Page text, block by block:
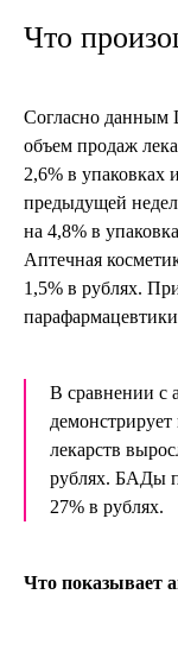
Что
Согласно данным
объем продаж
2,6% в упаковках
предыдущей
на 4,8% в
Аптечная
1,5% в рублях.
В сравнении с
лекарств
рублях. БАДы
27% в рублях.
Что показывает